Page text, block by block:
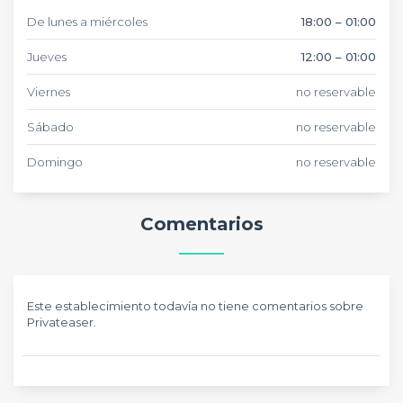
De lunes a miércoles 18:00 – 01:00
Jueves 12:00 – 01:00
Viernes no reservable
Sábado no reservable
Domingo no reservable
Comentarios
Este establecimiento todavía no tiene comentarios sobre
Privateaser.